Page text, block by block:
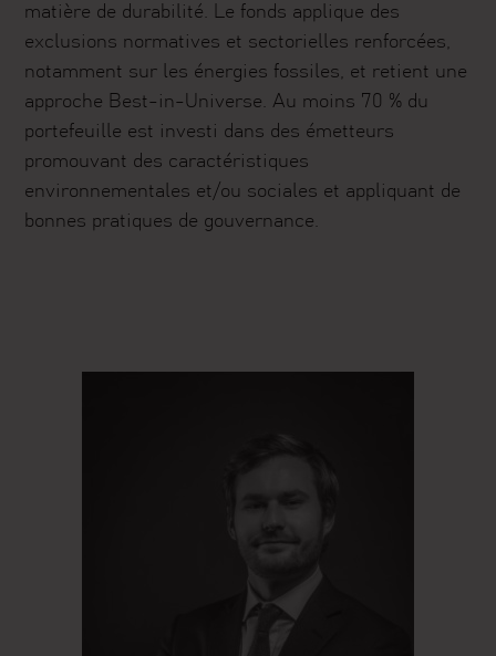
matière de durabilité. Le fonds applique des
exclusions normatives et sectorielles renforcées,
notamment sur les énergies fossiles, et retient une
approche Best-in-Universe. Au moins 70 % du
portefeuille est investi dans des émetteurs
promouvant des caractéristiques
environnementales et/ou sociales et appliquant de
bonnes pratiques de gouvernance.